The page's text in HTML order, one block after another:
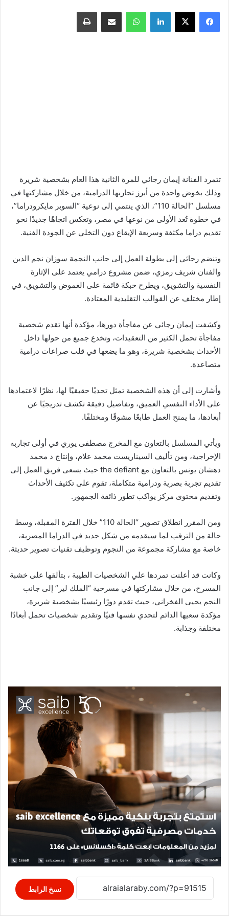
فيسبوك X لينكدإن واتساب مشاركة عبر البريد طباعة
تتمرد الفنانة إيمان رجائي للمرة الثانية هذا العام بشخصية شريرة
وذلك بخوض واحدة من أبرز تجاربها الدرامية، من خلال مشاركتها في
مسلسل “الحالة 110”، الذي ينتمي إلى نوعية “السوبر مايكرودراما”،
في خطوة تُعد الأولى من نوعها في مصر، وتعكس اتجاهًا جديدًا نحو
تقديم دراما مكثفة وسريعة الإيقاع دون التخلي عن الجودة الفنية.
وتنضم رجائي إلى بطولة العمل إلى جانب النجمة سوزان نجم الدين
والفنان شريف رمزي، ضمن مشروع درامي يعتمد على الإثارة
النفسية والتشويق، ويطرح حبكة قائمة على الغموض والتشويق، في
إطار مختلف عن القوالب التقليدية المعتادة.
وكشفت إيمان رجائي عن مفاجأة دورها، مؤكدة أنها تقدم شخصية
مفاجأة تحمل الكثير من التعقيدات، وتخدع جميع من حولها داخل
الأحداث بشخصية شريرة، وهو ما يضعها في قلب صراعات درامية
متصاعدة.
وأشارت إلى أن هذه الشخصية تمثل تحديًا حقيقيًا لها، نظرًا لاعتمادها
على الأداء النفسي العميق، وتفاصيل دقيقة تكشف تدريجيًا عن
أبعادها، ما يمنح العمل طابعًا مشوقًا ومختلفًا.
ويأتي المسلسل بالتعاون مع المخرج مصطفى يوري في أولى تجاربه
الإخراجية، ومن تأليف السيناريست محمد علام، وإنتاج د محمد
دهشان يونس بالتعاون مع the defiant حيث يسعى فريق العمل إلى
تقديم تجربة بصرية ودرامية متكاملة، تقوم على تكثيف الأحداث
وتقديم محتوى مركز يواكب تطور ذائقة الجمهور.
ومن المقرر انطلاق تصوير “الحالة 110” خلال الفترة المقبلة، وسط
حالة من الترقب لما سيقدمه من شكل جديد في الدراما المصرية،
خاصة مع مشاركة مجموعة من النجوم وتوظيف تقنيات تصوير حديثة.
وكانت قد أعلنت تمردها علي الشخصيات الطيبة ، بتألقها على خشبة
المسرح، من خلال مشاركتها في مسرحية “الملك لير” إلى جانب
النجم يحيى الفخراني، حيث تقدم دورًا رئيسيًا بشخصية شريرة،
مؤكدة سعيها الدائم لتحدي نفسها فنيًا وتقديم شخصيات تحمل أبعادًا
مختلفة وجذابة.
نسخ الرابط